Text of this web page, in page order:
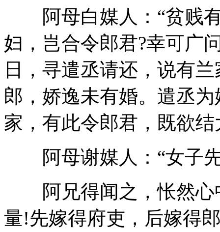
阿母白媒人：“贫贱有
妇，岂合令郎君?幸可广
日，寻遣丞请还，说有
郎，娇逸未有婚。遣丞
家，有此令郎君，既欲
阿母谢媒人：“女子先
阿兄得闻之，怅然心
量!先嫁得府吏，后嫁得